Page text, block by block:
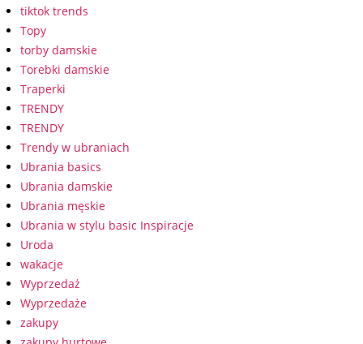
tiktok trends
Topy
torby damskie
Torebki damskie
Traperki
TRENDY
TRENDY
Trendy w ubraniach
Ubrania basics
Ubrania damskie
Ubrania męskie
Ubrania w stylu basic Inspiracje
Uroda
wakacje
Wyprzedaż
Wyprzedaże
zakupy